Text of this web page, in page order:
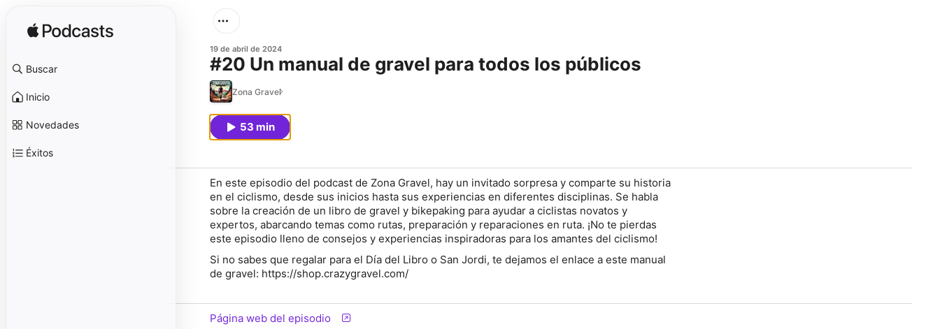
Buscar
Inicio
Novedades
Éxitos
19 de abril de 2024
#20 Un manual de gravel para todos los públicos
Zona Gravel
53 min
En este episodio del podcast de Zona Gravel, hay un invitado sorpresa y comparte su historia
en el ciclismo, desde sus inicios hasta sus experiencias en diferentes disciplinas. Se habla
sobre la creación de un libro de gravel y bikepaking para ayudar a ciclistas novatos y
expertos, abarcando temas como rutas, preparación y reparaciones en ruta. ¡No te pierdas
este episodio lleno de consejos y experiencias inspiradoras para los amantes del ciclismo!
Si no sabes que regalar para el Día del Libro o San Jordi, te dejamos el enlace a este manual
de gravel: https://shop.crazygravel.com/
Página web del episodio